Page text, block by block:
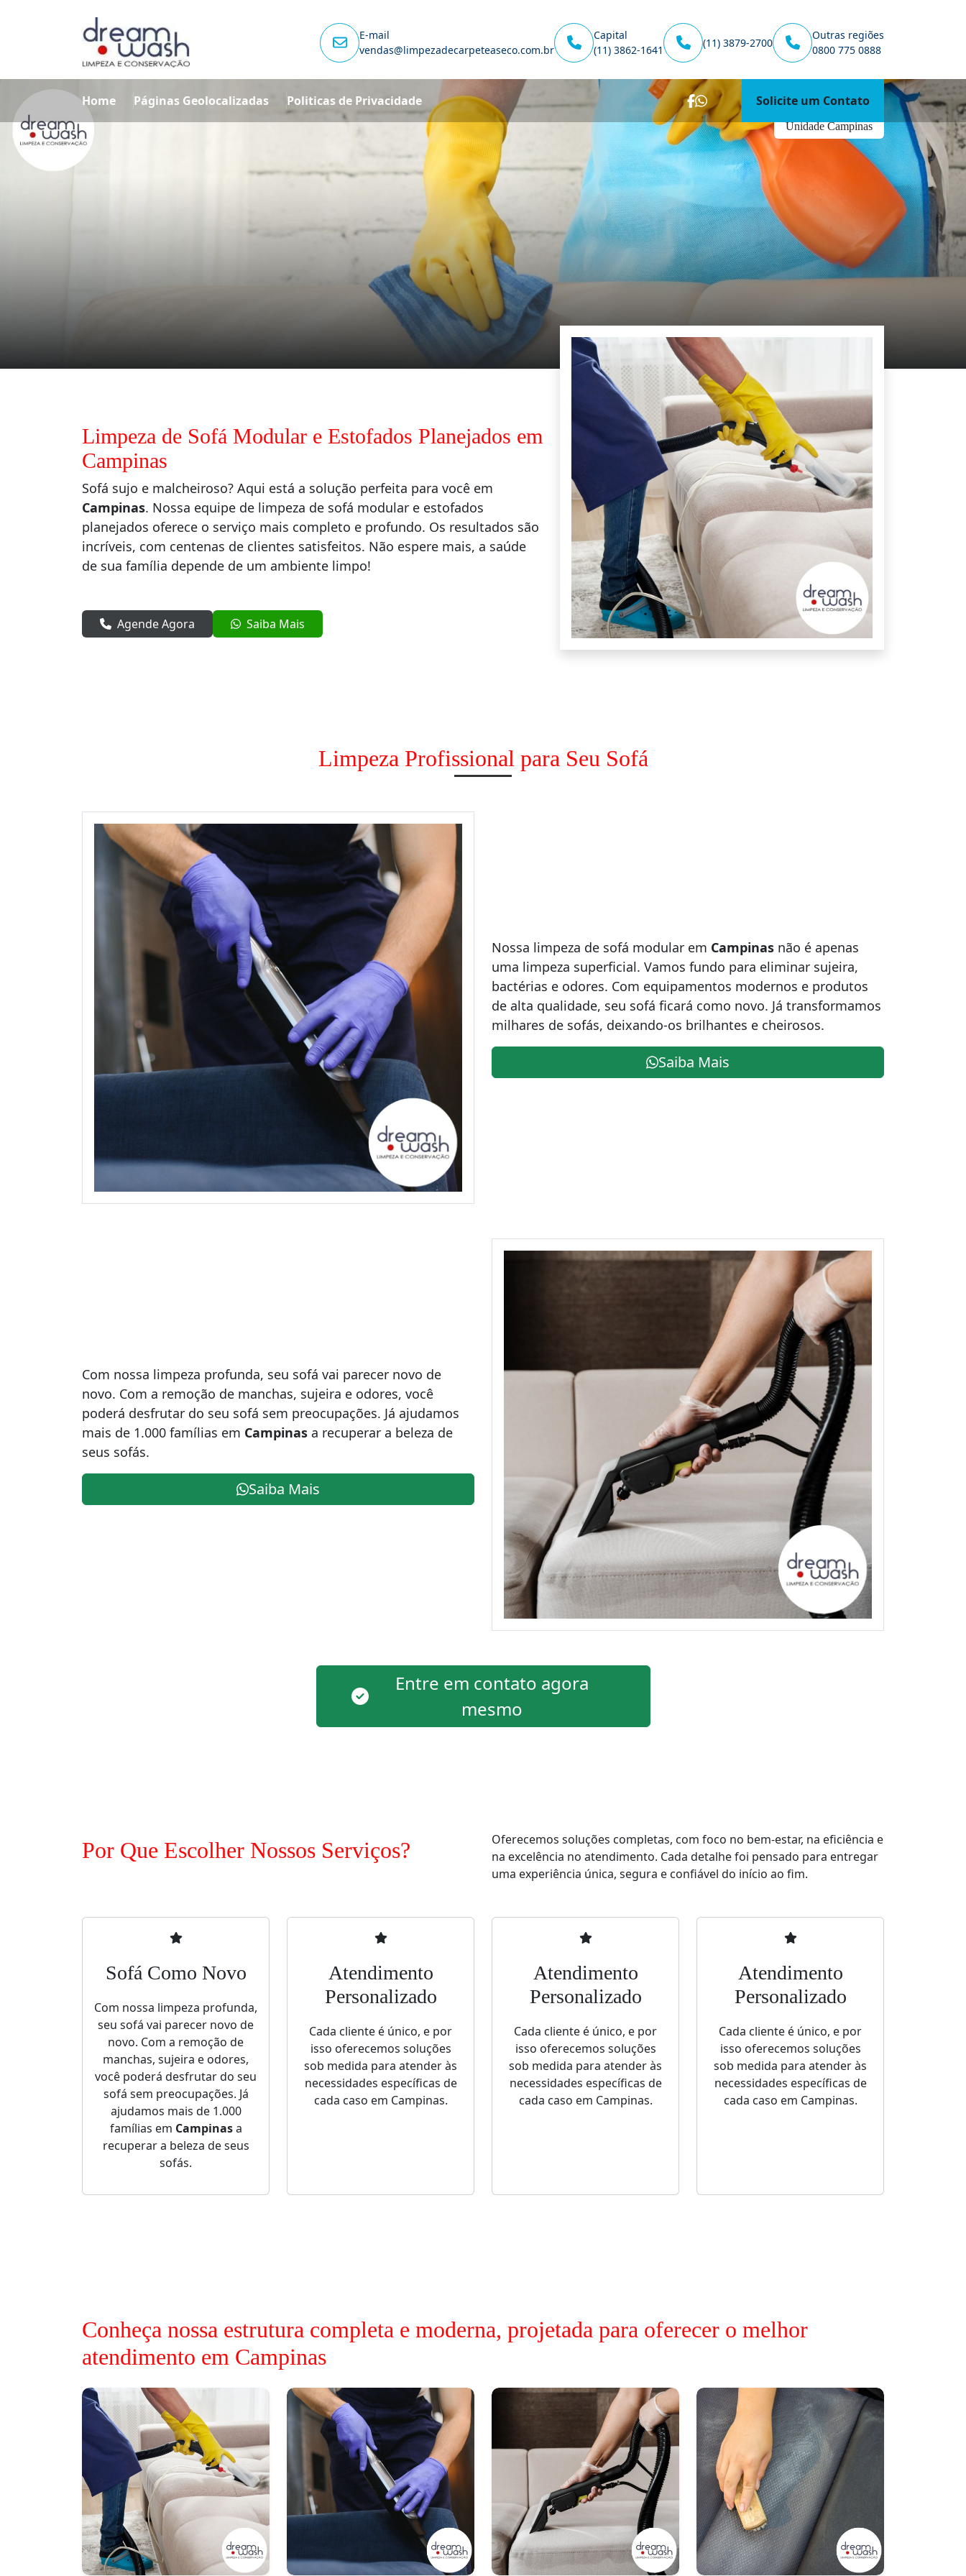
E-mail
vendas@limpezadecarpeteaseco.com.br
Capital
(11) 3862-1641
(11) 3879-2700
Outras regiões
0800 775 0888
Home Páginas Geolocalizadas Politicas de Privacidade Solicite um Contato
Unidade Campinas
Limpeza de Sofá Modular e Estofados Planejados em
Campinas
Sofá sujo e malcheiroso? Aqui está a solução perfeita para você em
Campinas. Nossa equipe de limpeza de sofá modular e estofados
planejados oferece o serviço mais completo e profundo. Os resultados são
incríveis, com centenas de clientes satisfeitos. Não espere mais, a saúde
de sua família depende de um ambiente limpo!
Agende Agora Saiba Mais
Limpeza Profissional para Seu Sofá
Nossa limpeza de sofá modular em Campinas não é apenas
uma limpeza superficial. Vamos fundo para eliminar sujeira,
bactérias e odores. Com equipamentos modernos e produtos
de alta qualidade, seu sofá ficará como novo. Já transformamos
milhares de sofás, deixando-os brilhantes e cheirosos.
Saiba Mais
Com nossa limpeza profunda, seu sofá vai parecer novo de
novo. Com a remoção de manchas, sujeira e odores, você
poderá desfrutar do seu sofá sem preocupações. Já ajudamos
mais de 1.000 famílias em Campinas a recuperar a beleza de
seus sofás.
Saiba Mais
Entre em contato agora
mesmo
Por Que Escolher Nossos Serviços?
Oferecemos soluções completas, com foco no bem-estar, na eficiência e
na excelência no atendimento. Cada detalhe foi pensado para entregar
uma experiência única, segura e confiável do início ao fim.
Sofá Como Novo
Com nossa limpeza profunda,
seu sofá vai parecer novo de
novo. Com a remoção de
manchas, sujeira e odores,
você poderá desfrutar do seu
sofá sem preocupações. Já
ajudamos mais de 1.000
famílias em Campinasa
recuperar a beleza de seus
sofás.
Atendimento
Personalizado
Cada cliente é único, e por
isso oferecemos soluções
sob medida para atender às
necessidades específicas de
cada caso em Campinas.
Atendimento
Personalizado
Cada cliente é único, e por
isso oferecemos soluções
sob medida para atender às
necessidades específicas de
cada caso em Campinas.
Atendimento
Personalizado
Cada cliente é único, e por
isso oferecemos soluções
sob medida para atender às
necessidades específicas de
cada caso em Campinas.
Conheça nossa estrutura completa e moderna, projetada para oferecer o melhor
atendimento em Campinas